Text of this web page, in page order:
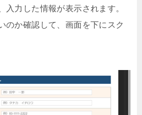
入力した情報が表示されます。
のか確認して、画面を下にスク